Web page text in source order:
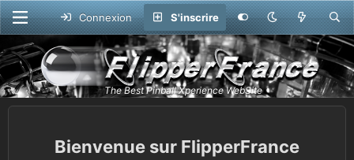
Connexion S'inscrire
FlipperFrance